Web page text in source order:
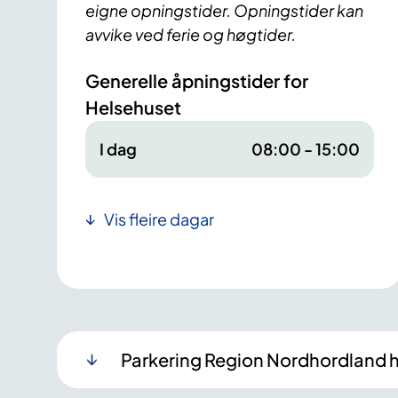
eigne opningstider. Opningstider kan
avvike ved ferie og høgtider.
Generelle åpningstider for
Helsehuset
I dag 08:00 - 15:00
Vis fleire dagar
Parkering Region Nordhordland